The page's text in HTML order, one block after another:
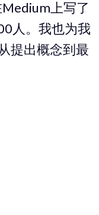
上写了
人。我也为我
提出概念到最